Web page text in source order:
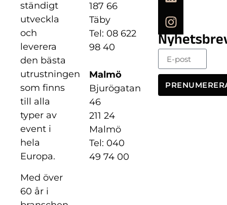
ständigt
utveckla
och
leverera
den bästa
utrustningen
som finns
till alla
typer av
event i
hela
Europa.
Med över
60 år i
187 66
Täby
Tel: 08 622
98 40
Malmö
Bjurögatan
46
211 24
Malmö
Tel: 040
49 74 00